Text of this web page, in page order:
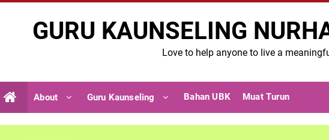
GURU KAUNSELING
Love to help anyone to live a
About Guru Kaunseling Bahan UBK Muat Turun